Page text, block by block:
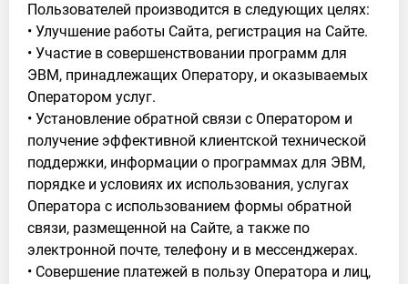
Пользователей производится в следующих целях:
• Улучшение работы Сайта, регистрация на Сайте.
• Участие в совершенствовании программ для
ЭВМ, принадлежащих Оператору, и оказываемых
Оператором услуг.
• Установление обратной связи с Оператором и
получение эффективной клиентской технической
поддержки, информации о программах для ЭВМ,
порядке и условиях их использования, услугах
Оператора с использованием формы обратной
связи, размещенной на Сайте, а также по
электронной почте, телефону и в мессенджерах.
• Совершение платежей в пользу Оператора и лиц,